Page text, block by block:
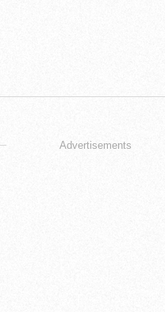
Advertisements